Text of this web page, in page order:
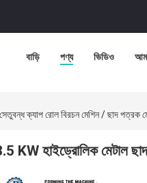
বাড়ি পণ্য ভিডিও
ক্যাপ রোল বিরচন মেশিন / ছাদ পত্রক
KW হাইড্রোলিক মেটাল